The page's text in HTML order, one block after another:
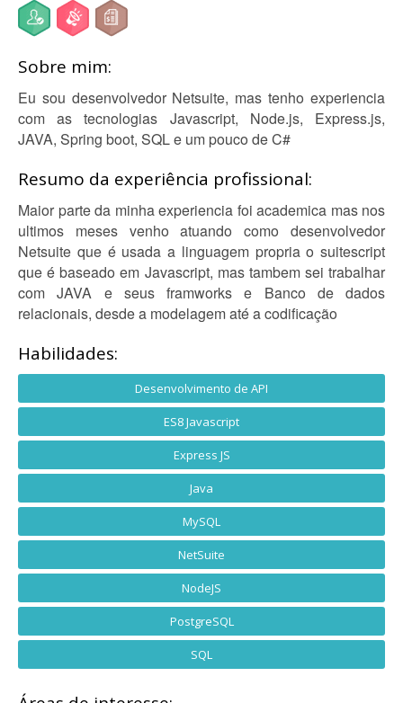
Sobre mim:
Eu sou desenvolvedor Netsuite, mas tenho experiencia
com as tecnologias Javascript, Node.js, Express.js,
JAVA, Spring boot, SQL e um pouco de C#
Resumo da experiência profissional:
Maior parte da minha experiencia foi academica mas nos
ultimos meses venho atuando como desenvolvedor
Netsuite que é usada a linguagem propria o suitescript
que é baseado em Javascript, mas tambem sei trabalhar
com JAVA e seus framworks e Banco de dados
relacionais, desde a modelagem até a codificação
Habilidades:
Desenvolvimento de API
ES8 Javascript
Express JS
Java
MySQL
NetSuite
NodeJS
PostgreSQL
SQL